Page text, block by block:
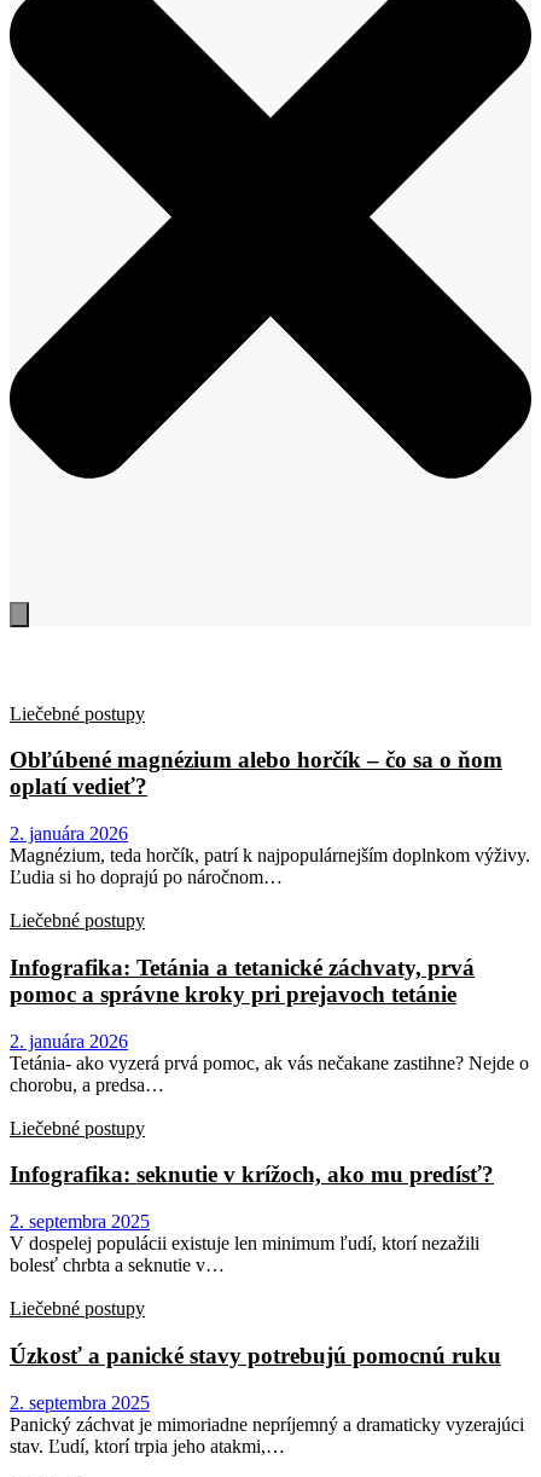
Liečebné postupy
Obľúbené magnézium alebo horčík – čo sa o ňom
oplatí vedieť?
2. januára 2026
Magnézium, teda horčík, patrí k najpopulárnejším doplnkom výživy.
Ľudia si ho doprajú po náročnom…
Liečebné postupy
Infografika: Tetánia a tetanické záchvaty, prvá
pomoc a správne kroky pri prejavoch tetánie
2. januára 2026
Tetánia- ako vyzerá prvá pomoc, ak vás nečakane zastihne? Nejde o
chorobu, a predsa…
Liečebné postupy
Infografika: seknutie v krížoch, ako mu predísť?
2. septembra 2025
V dospelej populácii existuje len minimum ľudí, ktorí nezažili
bolesť chrbta a seknutie v…
Liečebné postupy
Úzkosť a panické stavy potrebujú pomocnú ruku
2. septembra 2025
Panický záchvat je mimoriadne nepríjemný a dramaticky vyzerajúci
stav. Ľudí, ktorí trpia jeho atakmi,…